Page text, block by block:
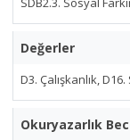
Değerler
D3. Çalışkanlık,
Okuryazarlık